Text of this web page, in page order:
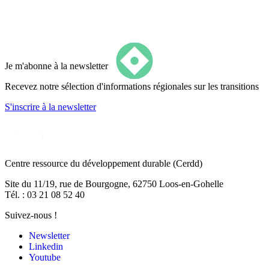
Je m'abonne à la newsletter
Recevez notre sélection d'informations régionales sur les transitions
S'inscrire à la newsletter
Centre ressource du développement durable (Cerdd)
Site du 11/19, rue de Bourgogne, 62750 Loos-en-Gohelle
Tél. : 03 21 08 52 40
Suivez-nous !
Newsletter
Linkedin
Youtube